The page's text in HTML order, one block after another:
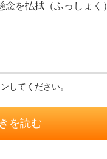
を払拭（ふっしょ
してください。
を読む